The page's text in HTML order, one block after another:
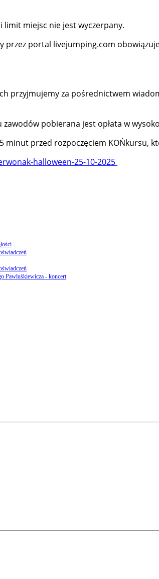
limit miejsc nie jest wyczerpany.
portal livejumping.com
przyjmujemy za pośrednictwem
pobierana jest opłata w
minut przed rozpoczęciem KOŃkursu,
halloween-25-10-2025
Pawluśkiewicza - koncert